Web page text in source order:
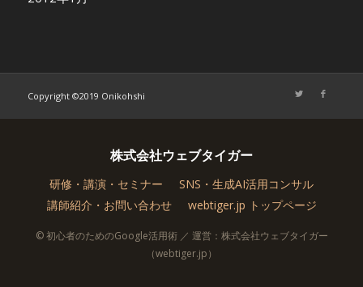
Copyright ©2019 Onikohshi
株式会社ウェブタイガー
研修・講演・セミナー
SNS・生成AI活用コンサル
講師紹介・お問い合わせ
webtiger.jp トップページ
© 初心者のためのGoogle活用術 ／ 運営：株式会社ウェブタイガー
（webtiger.jp）